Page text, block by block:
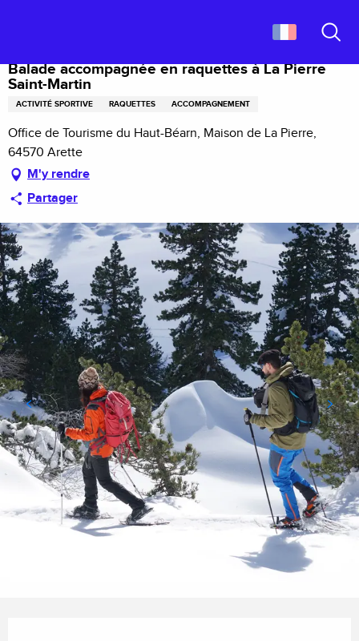
principal
Balade accompagnée en raquettes à La Pierre Saint-Martin
Balade accompagnée en raquettes à La Pierre
Saint-Martin
ACTIVITÉ SPORTIVE RAQUETTES ACCOMPAGNEMENT
Office de Tourisme du Haut-Béarn, Maison de La Pierre,
64570 Arette
M'y rendre
Partager